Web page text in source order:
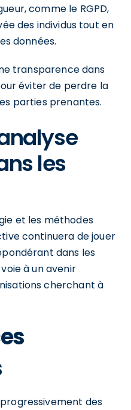
comme le RGPD,
des individus tout en
données.
transparence dans
éviter de perdre la
parties prenantes.
les
et les méthodes
continuera de jouer
dans les
à un avenir
cherchant à
des